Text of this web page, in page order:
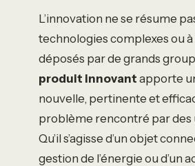
L’innovation ne se résume
technologies complexes ou
déposés par de grands
produit innovant apporte
nouvelle, pertinente et
problème rencontré par des
Qu’il s’agisse d’un objet
gestion de l’énergie ou d’un